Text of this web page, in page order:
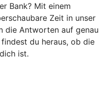
Bank? Mit einem
Zeit in unser
die Antworten auf genau
du heraus, ob die
ist.